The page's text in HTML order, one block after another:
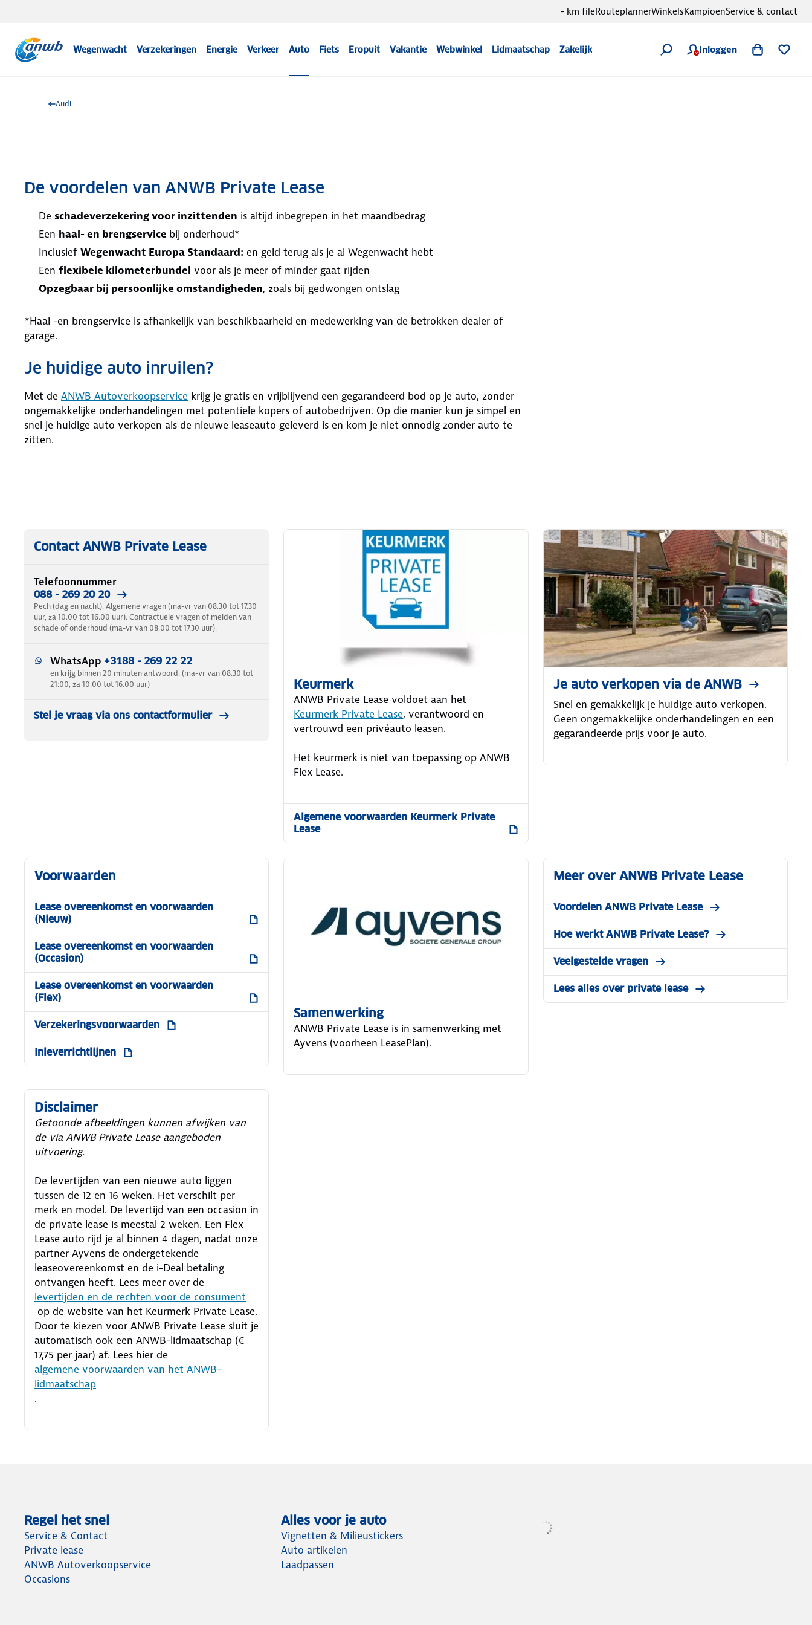
Wegenwacht Verzekeringen Energie Verkeer Auto Fiets Eropuit Vakantie Webwinkel Lidmaatschap Zakelijk Inloggen
- km fileRouteplannerWinkelsKampioenService & contact
Audi
De voordelen van ANWB Private Lease
De schadeverzekering voor inzittenden is altijd inbegrepen in het maandbedrag
Een haal- en brengservice bij onderhoud*
Inclusief Wegenwacht Europa Standaard: en geld terug als je al Wegenwacht hebt
Een flexibele kilometerbundel voor als je meer of minder gaat rijden
Opzegbaar bij persoonlijke omstandigheden, zoals bij gedwongen ontslag
*Haal -en brengservice is afhankelijk van beschikbaarheid en medewerking van de betrokken dealer of
garage.
Je huidige auto inruilen?
Met de ANWB Autoverkoopservice krijg je gratis en vrijblijvend een gegarandeerd bod op je auto, zonder
ongemakkelijke onderhandelingen met potentiele kopers of autobedrijven. Op die manier kun je simpel en
snel je huidige auto verkopen als de nieuwe leaseauto geleverd is en kom je niet onnodig zonder auto te
zitten.
Contact ANWB Private Lease
Telefoonnummer
088 - 269 20 20
Pech (dag en nacht). Algemene vragen (ma-vr van 08.30 tot 17.30
uur, za 10.00 tot 16.00 uur). Contractuele vragen of melden van
schade of onderhoud (ma-vr van 08.00 tot 17.30 uur).
WhatsApp +3188 - 269 22 22
en krijg binnen 20 minuten antwoord. (ma-vr van 08.30 tot
21:00, za 10.00 tot 16.00 uur)
Stel je vraag via ons contactformulier
Keurmerk
ANWB Private Lease voldoet aan het
Keurmerk Private Lease, verantwoord en
vertrouwd een privéauto leasen.
Het keurmerk is niet van toepassing op ANWB
Flex Lease.
Algemene voorwaarden Keurmerk Private
Lease
Je auto verkopen via de ANWB
Snel en gemakkelijk je huidige auto verkopen.
Geen ongemakkelijke onderhandelingen en een
gegarandeerde prijs voor je auto.
Voorwaarden
Lease overeenkomst en voorwaarden
(Nieuw)
Lease overeenkomst en voorwaarden
(Occasion)
Lease overeenkomst en voorwaarden
(Flex)
Verzekeringsvoorwaarden
Inleverrichtlijnen
Samenwerking
ANWB Private Lease is in samenwerking met
Ayvens (voorheen LeasePlan).
Meer over ANWB Private Lease
Voordelen ANWB Private Lease
Hoe werkt ANWB Private Lease?
Veelgestelde vragen
Lees alles over private lease
Disclaimer
Getoonde afbeeldingen kunnen afwijken van
de via ANWB Private Lease aangeboden
uitvoering.
De levertijden van een nieuwe auto liggen
tussen de 12 en 16 weken. Het verschilt per
merk en model. De levertijd van een occasion in
de private lease is meestal 2 weken. Een Flex
Lease auto rijd je al binnen 4 dagen, nadat onze
partner Ayvens de ondergetekende
leaseovereenkomst en de i-Deal betaling
ontvangen heeft. Lees meer over de
levertijden en de rechten voor de consument
op de website van het Keurmerk Private Lease.
Door te kiezen voor ANWB Private Lease sluit je
automatisch ook een ANWB-lidmaatschap (€
17,75 per jaar) af. Lees hier de
algemene voorwaarden van het ANWB-
lidmaatschap
.
Regel het snel
Service & Contact
Private lease
ANWB Autoverkoopservice
Occasions
Alles voor je auto
Vignetten & Milieustickers
Auto artikelen
Laadpassen